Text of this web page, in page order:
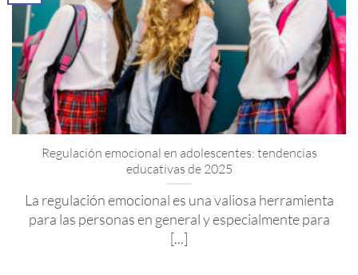
Regulación emocional en adolescentes: tendencias
educativas de 2025
La regulación emocional es una valiosa herramienta
para las personas en general y especialmente para
[...]